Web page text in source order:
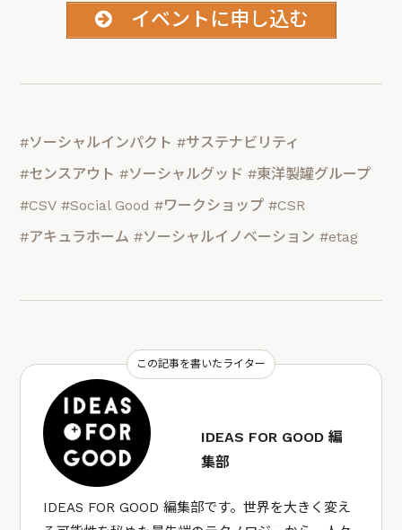
イベントに申し込む
#ソーシャルインパクト #サステナビリティ
#センスアウト #ソーシャルグッド #東洋製罐グループ
#CSV #Social Good #ワークショップ #CSR
#アキュラホーム #ソーシャルイノベーション #etag
この記事を書いたライター
IDEAS FOR GOOD 編
集部
IDEAS FOR GOOD 編集部です。世界を大きく変え